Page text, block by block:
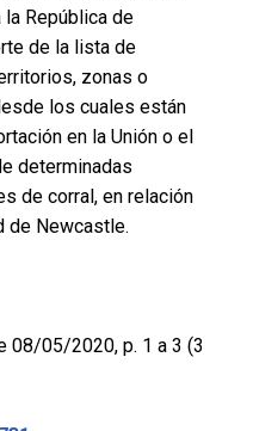
República de
de la lista de
zonas o
los cuales están
en la Unión o el
determinadas
de corral, en relación
de Newcastle.
08/05/2020, p. 1 a 3 (3